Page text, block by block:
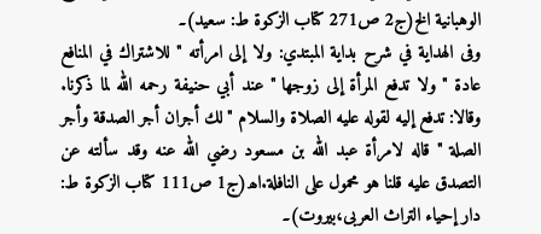
الوهبانية الخ(ج2 ص271 کتاب الزکوۃ ط: سعید)۔
وفی الهداية في شرح بداية المبتدي: ولا إلى امرأته " للاشتراك في المنافع
عادة " ولا تدفع المرأة إلى زوجها " عند أبي حنيفة رحمه الله لما ذكرنا.
وقالا: تدفع إليه لقوله عليه الصلاة والسلام " لك أجران أجر الصدقة وأجر
الصلة " قاله لامرأة عبد الله بن مسعود رضي الله عنه وقد سألته عن
التصدق عليه قلنا هو محمول على النافلة.اھ(ج1 ص111 کتاب الزکوۃ ط:
دار إحیاء التراث العربی،بیروت)۔